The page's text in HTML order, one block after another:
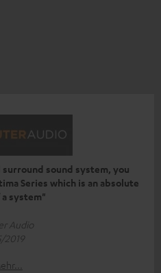
sound system, you
Series which is an absolute
a system"
Audio
2019